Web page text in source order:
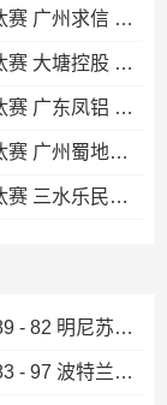
08月03日 佛山西甲足球联赛32强淘汰赛 广州求信 VS 顺德新青年 全场录像
08月03日 佛山西甲足球联赛32强淘汰赛 大塘控股 VS 茂名市点都得 全场录像
08月03日 佛山西甲足球联赛32强淘汰赛 广东凤铝 VS 湛江八部科技 全场录像
08月03日 佛山西甲足球联赛32强淘汰赛 广州蜀地红 VS 广州戴拿模 全场录像
08月03日 佛山西甲足球联赛32强淘汰赛 三水乐民兴健力宝 VS 中国澳门澳科精英 全场录像
08月07日WNBA常规赛 洛杉矶火花 89 - 82 明尼苏达山猫 全场集锦
08月07日WNBA常规赛 多伦多节奏 83 - 97 波特兰火焰 集锦